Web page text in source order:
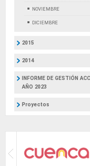
NOVIEMBRE
DICIEMBRE
2015
2014
INFORME DE GESTIÓN
AÑO 2023
Proyectos